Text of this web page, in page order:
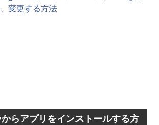
変更する方法
らアプリをインストールする方